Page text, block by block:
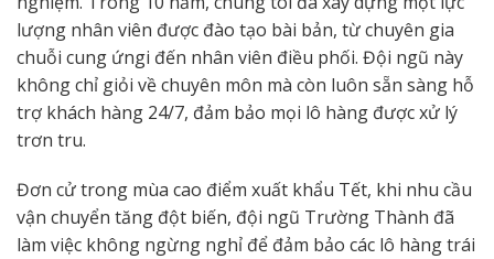
lượng nhân viên được đào tạo bài bản, từ chuyên gia
chuỗi cung ứngi đến nhân viên điều phối. Đội ngũ này
không chỉ giỏi về chuyên môn mà còn luôn sẵn sàng hỗ
trợ khách hàng 24/7, đảm bảo mọi lô hàng được xử lý
trơn tru.
Đơn cử trong mùa cao điểm xuất khẩu Tết, khi nhu cầu
vận chuyển tăng đột biến, đội ngũ Trường Thành đã
làm việc không ngừng nghỉ để đảm bảo các lô hàng trái